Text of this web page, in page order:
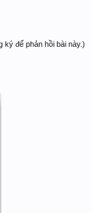
ký để phản hồi bài này.)